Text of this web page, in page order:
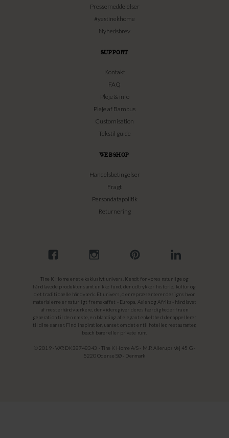
Pressemeddelelser
#yestinekhome
Nyhedsbrev
SUPPORT
Kontakt
FAQ
Pleje & info
Pleje af Bambus
Customisation
Tekstil guide
WEBSHOP
Handelsbetingelser
Fragt
Persondatapolitik
Returnering
Tine K Home er et eksklusivt univers. Kendt for vores naturlige og
håndlavede produkter samt unikke fund, der udtrykker historie, kultur og
det traditionelle håndværk. Et univers, der repræsenterer designs hvor
materialerne er naturligt fremskaffet - Europa, Asien og Afrika - håndlavet
af mesterhåndværkere, der videregiver deres færdigheder fra en
generation til den næste, en blanding af elegant enkelthed der appellerer
til dine sanser. Find inspiration, uanset om det er til hoteller, restauranter,
beach barer eller private rum.
© 2019 - VAT: DK38748343 - Tine K Home A/S - M.P. Allerups Vej 45 G -
5220 Odense SØ - Denmark